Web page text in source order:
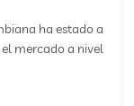
ha estado a
mercado a nivel